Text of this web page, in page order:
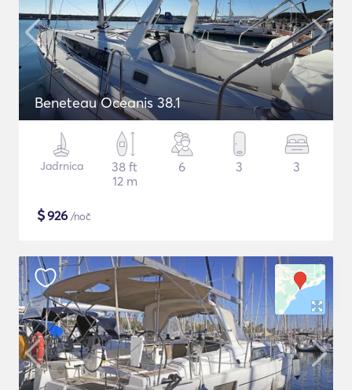
Beneteau Oceanis 38.1
Jadrnica
38 ft
12 m
6 3 3
$926 /noč